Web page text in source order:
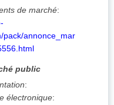
de marché:
pack/annonce_mar
public
:
électronique: